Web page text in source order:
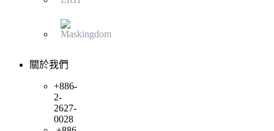
關於我們
+886-
2-
2627-
0028